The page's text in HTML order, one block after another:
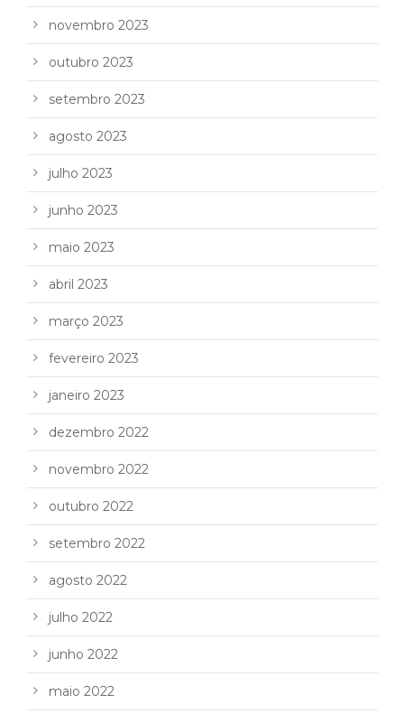
novembro 2023
outubro 2023
setembro 2023
agosto 2023
julho 2023
junho 2023
maio 2023
abril 2023
março 2023
fevereiro 2023
janeiro 2023
dezembro 2022
novembro 2022
outubro 2022
setembro 2022
agosto 2022
julho 2022
junho 2022
maio 2022